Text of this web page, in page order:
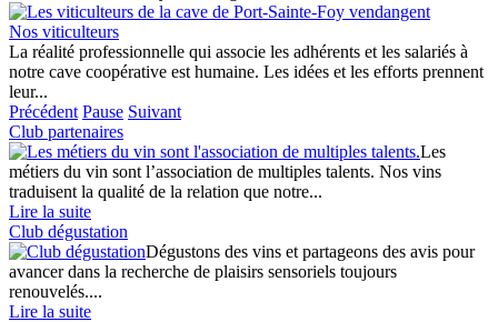
Nos viticulteurs
La réalité professionnelle qui associe les adhérents et les salariés à
notre cave coopérative est humaine. Les idées et les efforts prennent
leur...
Précédent Pause Suivant
Club partenaires
Les
métiers du vin sont l’association de multiples talents. Nos vins
traduisent la qualité de la relation que notre...
Lire la suite
Club dégustation
Dégustons des vins et partageons des avis pour
avancer dans la recherche de plaisirs sensoriels toujours
renouvelés....
Lire la suite